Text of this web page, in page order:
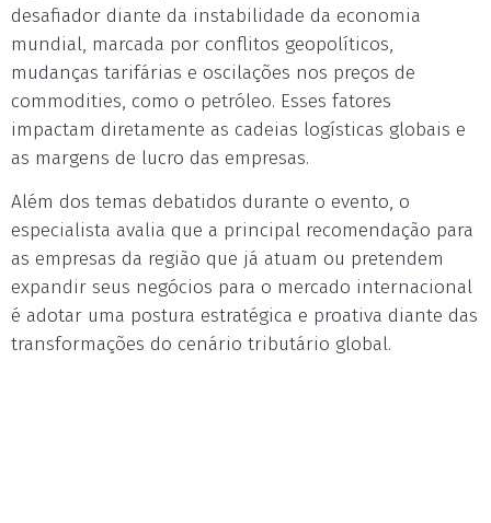
desafiador diante da instabilidade da economia
mundial, marcada por conflitos geopolíticos,
mudanças tarifárias e oscilações nos preços de
commodities, como o petróleo. Esses fatores
impactam diretamente as cadeias logísticas globais e
as margens de lucro das empresas.
Além dos temas debatidos durante o evento, o
especialista avalia que a principal recomendação para
as empresas da região que já atuam ou pretendem
expandir seus negócios para o mercado internacional
é adotar uma postura estratégica e proativa diante das
transformações do cenário tributário global.